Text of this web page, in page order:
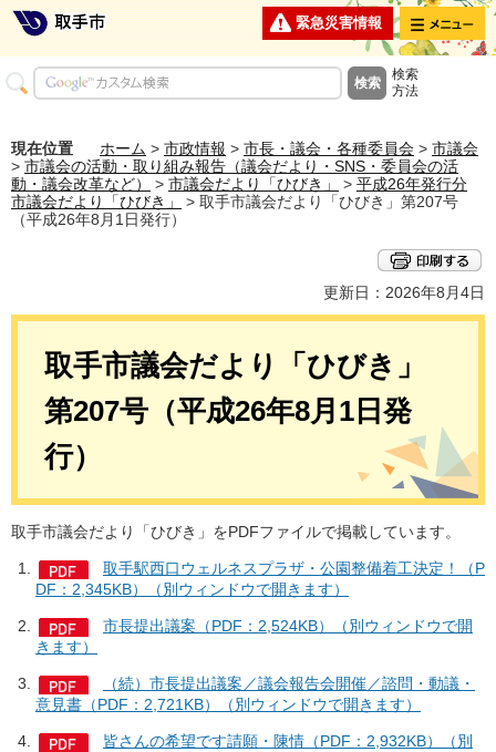
緊急災害情報 メニュー
検索
方法
現在位置 ホーム > 市政情報 > 市長・議会・各種委員会 > 市議会
> 市議会の活動・取り組み報告（議会だより・SNS・委員会の活
動・議会改革など）
> 市議会だより「ひびき」 > 平成26年発行分
市議会だより「ひびき」
> 取手市議会だより「ひびき」第207号
（平成26年8月1日発行）
更新日：2026年8月4日
取手市議会だより「ひびき」
第207号（平成26年8月1日発
行）
取手市議会だより「ひびき」をPDFファイルで掲載しています。
取手駅西口ウェルネスプラザ・公園整備着工決定！（P
DF：2,345KB）（別ウィンドウで開きます）
市長提出議案（PDF：2,524KB）（別ウィンドウで開
きます）
（続）市長提出議案／議会報告会開催／諮問・動議・
意見書（PDF：2,721KB）（別ウィンドウで開きます）
皆さんの希望です請願・陳情（PDF：2,932KB）（別